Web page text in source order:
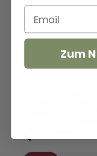
Younger
Zum